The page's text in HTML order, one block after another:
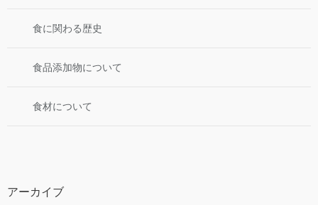
食に関わる歴史
食品添加物について
食材について
アーカイブ